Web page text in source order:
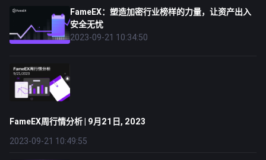
FameEX：塑造加密行业榜样的力量，让资产出入
安全无忧
2023-09-21 10:34:50
FameEX周行情分析 | 9月21日, 2023
2023-09-21 10:49:55